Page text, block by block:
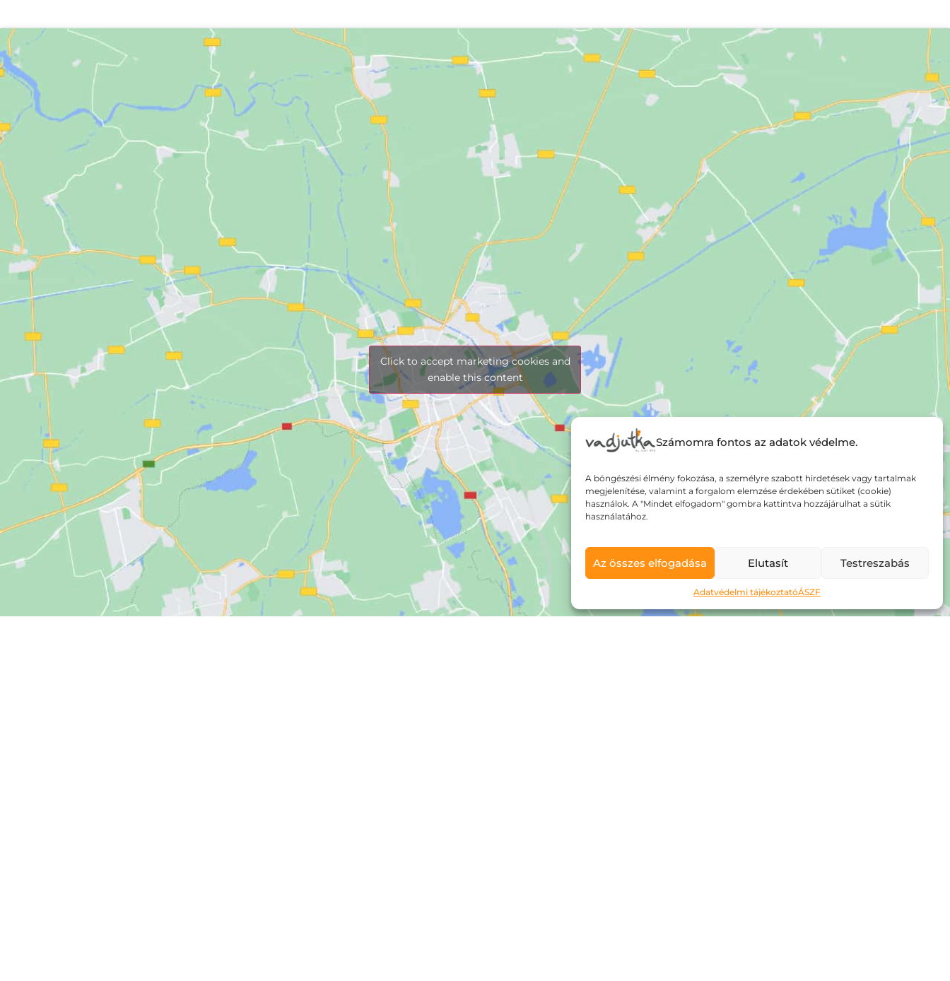
Számomra fontos az adatok védelme.
A böngészési élmény fokozása, a személyre szabott hirdetések vagy tartalmak
megjelenítése, valamint a forgalom elemzése érdekében sütiket (cookie)
használok. A "Mindet elfogadom" gombra kattintva hozzájárulhat a sütik
használatához.
Az összes elfogadása Elutasít Testreszabás
Adatvédelmi tájékoztatóÁSZF
Click to accept marketing cookies and
enable this content